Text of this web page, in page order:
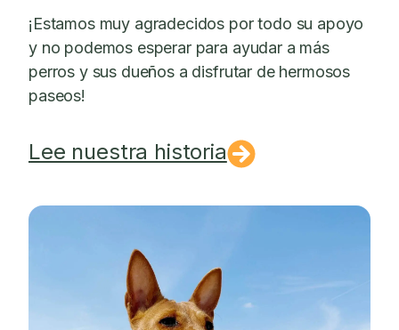
¡Estamos muy agradecidos por todo su apoyo
y no podemos esperar para ayudar a más
perros y sus dueños a disfrutar de hermosos
paseos!
Lee nuestra historia